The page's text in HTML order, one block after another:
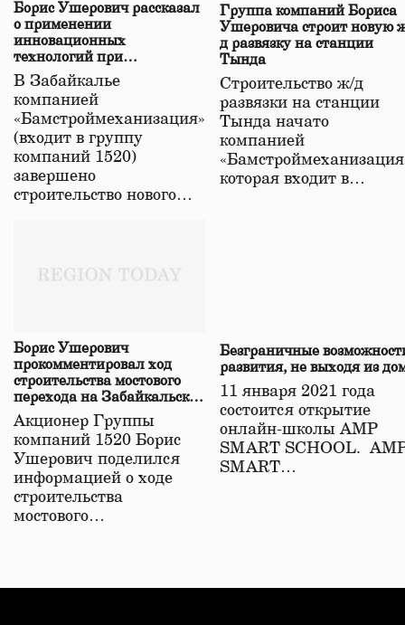
Борис Ушерович рассказал
о применении
инновационных
технологий при
строительстве нового моста
в Забайкалье
В Забайкалье
компанией
«Бамстроймеханизация»
(входит в группу
компаний 1520)
завершено
строительство нового…
Группа компаний Бориса
Ушеровича строит новую
д развязку на станции
Тында
Строительство ж/д
развязки на станции
Тында начато
компанией
которая входит в…
Борис Ушерович
прокомментировал ход
строительства мостового
перехода на Забайкальской
железной дороге
Акционер Группы
компаний 1520 Борис
Ушерович поделился
информацией о ходе
строительства
мостового…
Безграничные
развития, не выходя из
11 января 2021 года
состоится открытие
онлайн-школы АМР
SMART SCHOOL.
SMART…